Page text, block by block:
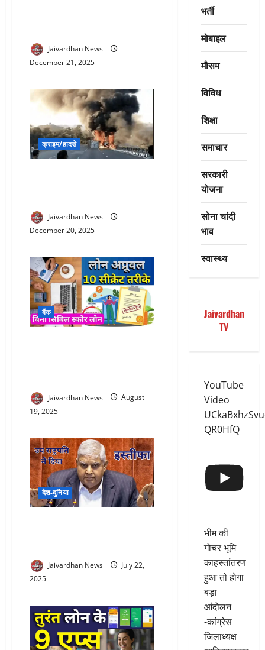
Jaivardhan News
December 21, 2025
क्राइम/हादसे
Jaivardhan News
December 20, 2025
बैंक
Jaivardhan News
August
19, 2025
देश-दुनिया
Jaivardhan News
July 22,
2025
भर्ती
मोबाइल
मौसम
विविध
शिक्षा
समाचार
सरकारी
योजना
सोना चांदी
भाव
स्वास्थ्य
Jaivardhan
TV
YouTube
Video
QR0HfQ
भीम की
गोचर भूमि
काहस्तांतरण
हुआ तो होगा
बड़ा
आंदोलन
-कांग्रेस
जिलाध्यक्ष